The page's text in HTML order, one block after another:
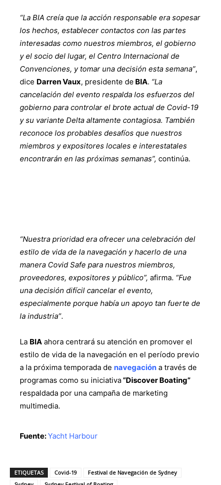
“La BIA creía que la acción responsable era sopesar
los hechos, establecer contactos con las partes
interesadas como nuestros miembros, el gobierno
y el socio del lugar, el Centro Internacional de
Convenciones, y tomar una decisión esta semana”,
dice Darren Vaux, presidente de BIA. “La
cancelación del evento respalda los esfuerzos del
gobierno para controlar el brote actual de Covid-19
y su variante Delta altamente contagiosa. También
reconoce los probables desafíos que nuestros
miembros y expositores locales e interestatales
encontrarán en las próximas semanas”, continúa.
“Nuestra prioridad era ofrecer una celebración del
estilo de vida de la navegación y hacerlo de una
manera Covid Safe para nuestros miembros,
proveedores, expositores y público”, afirma. “Fue
una decisión difícil cancelar el evento,
especialmente porque había un apoyo tan fuerte de
la industria”.
La BIA ahora centrará su atención en promover el
estilo de vida de la navegación en el período previo
a la próxima temporada de navegación a través de
programas como su iniciativa“Discover Boating”
respaldada por una campaña de marketing
multimedia.
Fuente:Yacht Harbour
ETIQUETAS Covid-19
Festival de Navegación de Sydney